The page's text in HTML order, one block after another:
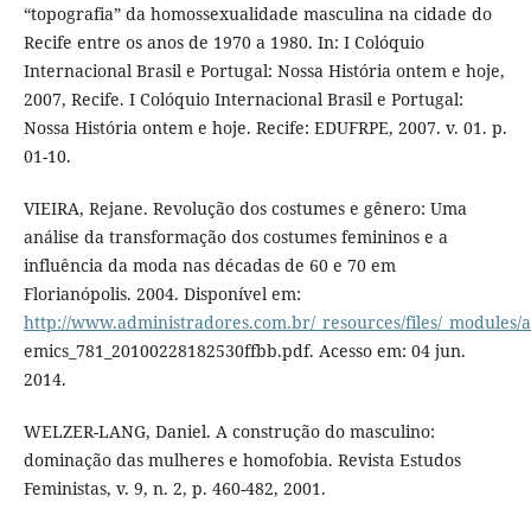
“topografia” da homossexualidade masculina na cidade do
Recife entre os anos de 1970 a 1980. In: I Colóquio
Internacional Brasil e Portugal: Nossa História ontem e hoje,
2007, Recife. I Colóquio Internacional Brasil e Portugal:
Nossa História ontem e hoje. Recife: EDUFRPE, 2007. v. 01. p.
01-10.
VIEIRA, Rejane. Revolução dos costumes e gênero: Uma
análise da transformação dos costumes femininos e a
influência da moda nas décadas de 60 e 70 em
Florianópolis. 2004. Disponível em:
http://www.administradores.com.br/_resources/files/_modules/
emics_781_20100228182530ffbb.pdf. Acesso em: 04 jun.
2014.
WELZER-LANG, Daniel. A construção do masculino:
dominação das mulheres e homofobia. Revista Estudos
Feministas, v. 9, n. 2, p. 460-482, 2001.